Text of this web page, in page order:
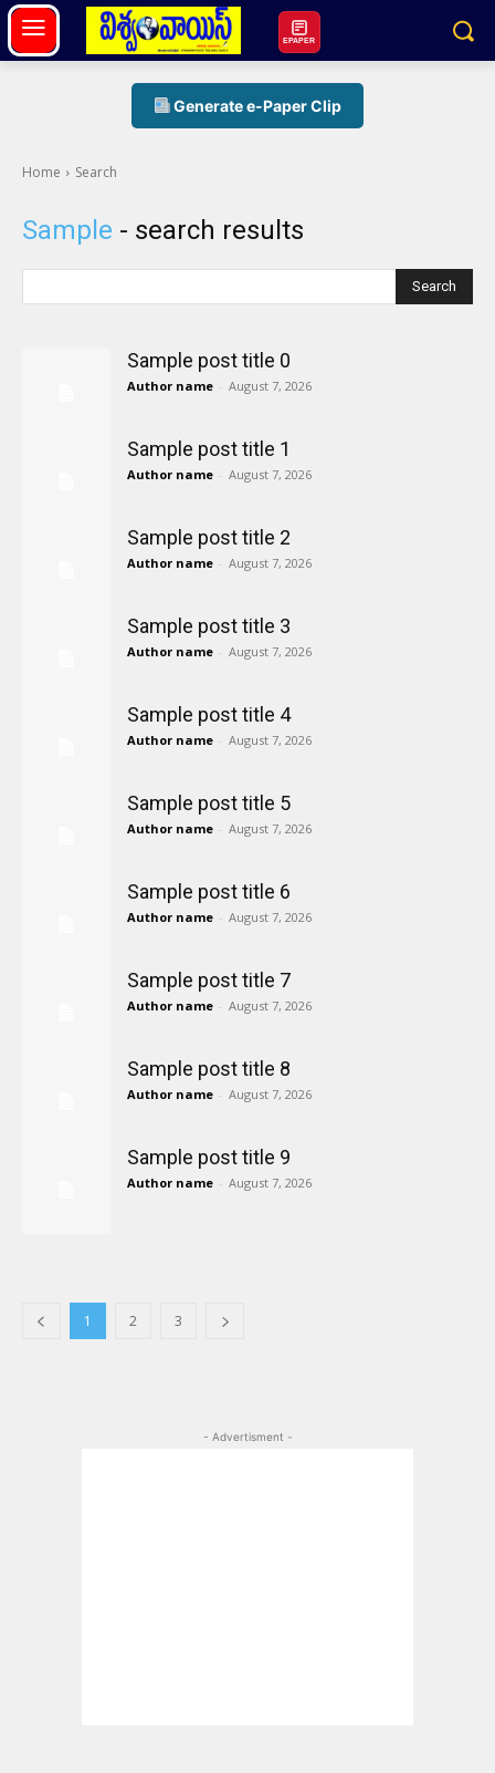
EPAPER
Generate e-Paper Clip
Home Search
Sample - search results
Search
Sample post title 0
Author name - August 7, 2026
Sample post title 1
Author name - August 7, 2026
Sample post title 2
Author name - August 7, 2026
Sample post title 3
Author name - August 7, 2026
Sample post title 4
Author name - August 7, 2026
Sample post title 5
Author name - August 7, 2026
Sample post title 6
Author name - August 7, 2026
Sample post title 7
Author name - August 7, 2026
Sample post title 8
Author name - August 7, 2026
Sample post title 9
Author name - August 7, 2026
1 2 3
- Advertisment -